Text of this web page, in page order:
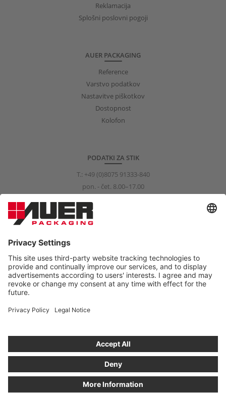
Reklamacija
Splošni poslovni pogoji
AUER PACKAGING
Reference
Varstvo podatkov
Nastavitve piškotkov
Dostopnost
Kolofon
PODATKI ZA STIK
T.: +49 (0)8075 91333-840
pon. - čet. 8.00–17.00
info@auer-packaging.com
Trenutno nakupujete kot podjetje. V trgovini kot privatna oseba
veljajo cene z DDV ter velja zakonska pravica do vrnitve
kupljenega blaga v roku 14 dni.
NAROČILO PRIVATNE STRANKE